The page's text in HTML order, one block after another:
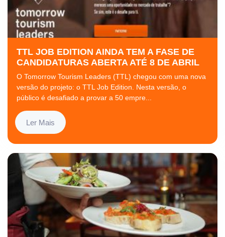
TTL JOB EDITION AINDA TEM A FASE DE
CANDIDATURAS ABERTA ATÉ 8 DE ABRIL
O Tomorrow Tourism Leaders (TTL) chegou com uma nova
versão do projeto: o TTL Job Edition. Nesta versão, o
público é desafiado a provar a 50 empre...
Ler Mais